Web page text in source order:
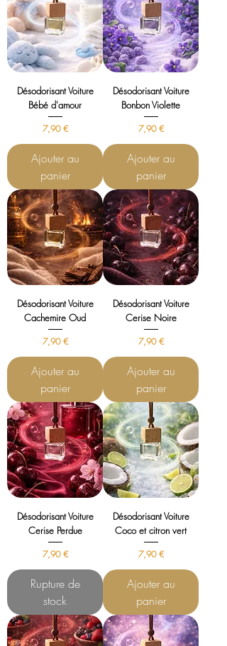
Désodorisant Voiture
Bébé d'amour
Prix
7,90 €
Ajouter au
panier
Désodorisant Voiture
Bonbon Violette
Prix
7,90 €
Ajouter au
panier
Désodorisant Voiture
Cachemire Oud
Prix
7,90 €
Ajouter au
panier
Désodorisant Voiture
Cerise Noire
Prix
7,90 €
Ajouter au
panier
Désodorisant Voiture
Cerise Perdue
Prix
7,90 €
Rupture de
stock
Désodorisant Voiture
Coco et citron vert
Prix
7,90 €
Ajouter au
panier